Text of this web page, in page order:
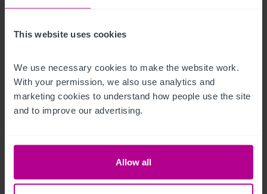
This website uses cookies
We use necessary cookies to make the website work.
With your permission, we also use analytics and
marketing cookies to understand how people use the site
and to improve our advertising.
Allow all
Description
Restaurant 4256560
Partager par email